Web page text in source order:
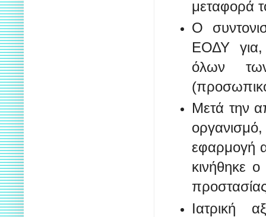
μεταφορά
Ο
ΕΟΔΥ για,
όλων
Μετά την
εφαρμογή
κινήθηκε
Ιατρική